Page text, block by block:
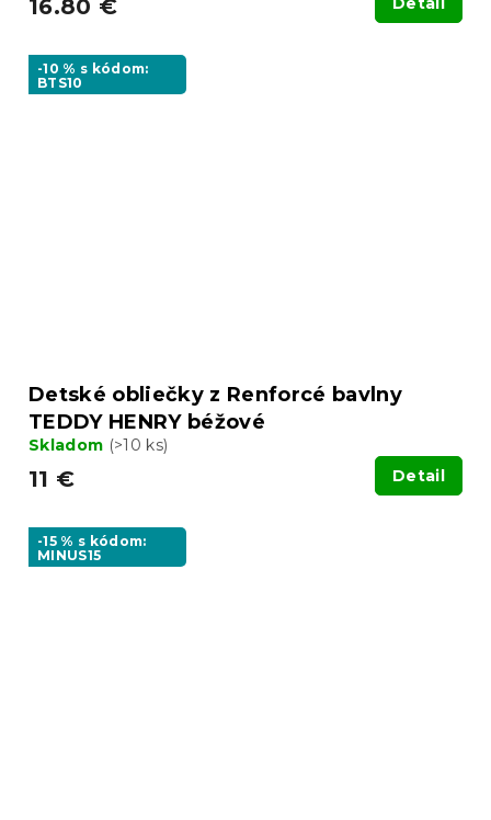
16.80 €
-10 % s kódom:
BTS10
Detské obliečky z Renforcé bavlny
TEDDY HENRY béžové
Skladom (>10 ks)
11 € Detail
-15 % s kódom:
MINUS15